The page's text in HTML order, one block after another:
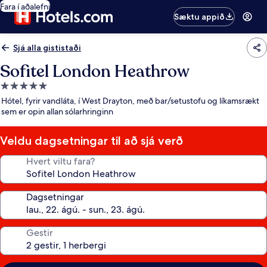
Fara í aðalefni
Sæktu appið
Sjá alla gististaði
Sofitel London Heathrow
5.0
stjörnu
gististaður
Hótel, fyrir vandláta, í West Drayton, með bar/setustofu og líkamsrækt
sem er opin allan sólarhringinn
Veldu dagsetningar til að sjá verð
Hvert viltu fara?
Dagsetningar
Gestir